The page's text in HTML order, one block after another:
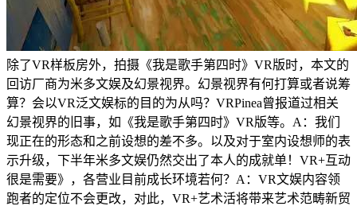
除了VR样板房外，拍摄《我是歌手第四时》VR版时，本文的
回访厂商为米多文娱及幻景视界。幻景视界有何打算或者说筹
算？会以VR泛文娱标的目的为从吗？VRPinea曾报道过相关
幻景视界的旧事，如《我是歌手第四时》VR版等。A：我们
现正在的形态和之前设想的差不多。以及对于室内设想师的表
示升级，下半年米多文娱仍然交出了本人的成就单！VR+互动
很是需要》，各营业目前成长环境若何？A：VR文娱内容领
跑者的定位不会更改，对此，VR+艺术活将带来艺术范畴新贸